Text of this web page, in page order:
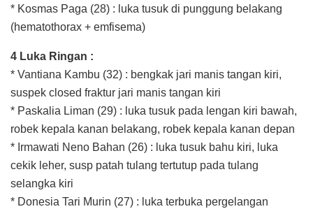
* ⁠Kosmas Paga (28) : luka tusuk di punggung belakang
(hematothorax + emfisema)
4 Luka Ringan :
* Vantiana Kambu (32) : bengkak jari manis tangan kiri,
suspek closed fraktur jari manis tangan kiri
* Paskalia Liman (29) : luka tusuk pada lengan kiri bawah,
robek kepala kanan belakang, robek kepala kanan depan
* Irmawati Neno Bahan (26) : luka tusuk bahu kiri, luka
cekik leher, susp patah tulang tertutup pada tulang
selangka kiri
* Donesia Tari Murin (27) : luka terbuka pergelangan